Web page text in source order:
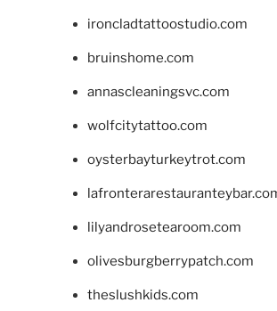
ironcladtattoostudio.com
bruinshome.com
annascleaningsvc.com
wolfcitytattoo.com
oysterbayturkeytrot.com
lilyandrosetearoom.com
olivesburgberrypatch.com
theslushkids.com